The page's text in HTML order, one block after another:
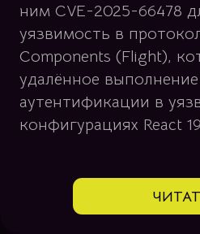
ним CVE-2025-66478
уязвимость в
Components (Flight),
удалённое
аутентификации в
конфигурациях React